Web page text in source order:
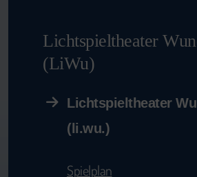
Lichtspieltheater
(LiWu)
Lichtspieltheater
(li.wu.)
Spielplan